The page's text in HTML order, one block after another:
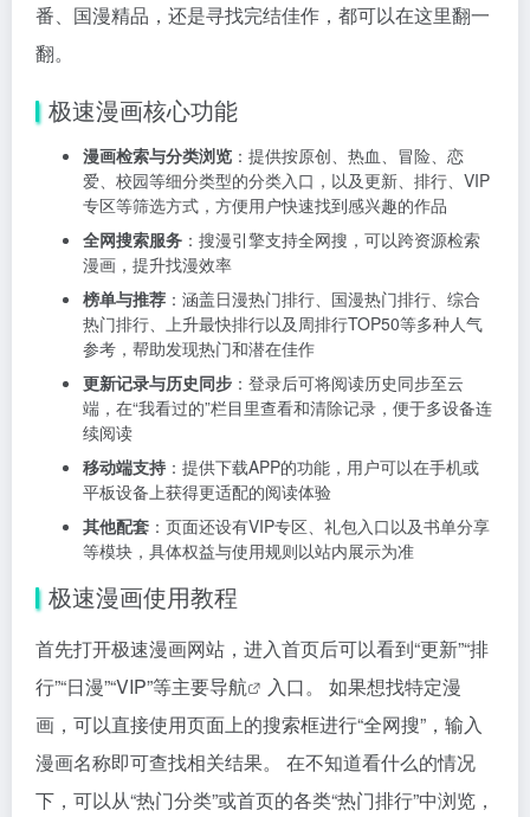
番、国漫精品，还是寻找完结佳作，都可以在这里翻一
翻。
极速漫画核心功能
漫画检索与分类浏览 ：提供按原创、热血、冒险、恋
爱、校园等细分类型的分类入口，以及更新、排行、VIP
专区等筛选方式，方便用户快速找到感兴趣的作品
全网搜索服务 ：搜漫引擎支持全网搜，可以跨资源检索
漫画，提升找漫效率
榜单与推荐 ：涵盖日漫热门排行、国漫热门排行、综合
热门排行、上升最快排行以及周排行TOP50等多种人气
参考，帮助发现热门和潜在佳作
更新记录与历史同步 ：登录后可将阅读历史同步至云
端，在“我看过的”栏目里查看和清除记录，便于多设备连
续阅读
移动端支持 ：提供下载APP的功能，用户可以在手机或
平板设备上获得更适配的阅读体验
其他配套 ：页面还设有VIP专区、礼包入口以及书单分享
等模块，具体权益与使用规则以站内展示为准
极速漫画使用教程
首先打开极速漫画网站，进入首页后可以看到“更新”“排
行”“日漫”“VIP”等主要导航
入口。 如果想找特定漫
画，可以直接使用页面上的搜索框进行“全网搜”，输入
漫画名称即可查找相关结果。 在不知道看什么的情况
下，可以从“热门分类”或首页的各类“热门排行”中浏览，